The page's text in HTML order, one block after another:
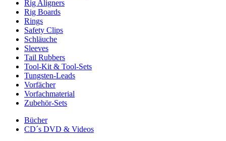
Rig Aligners
Rig Boards
Rings
Safety Clips
Schläuche
Sleeves
Tail Rubbers
Tool-Kit & Tool-Sets
Tungsten-Leads
Vorfächer
Vorfachmaterial
Zubehör-Sets
Bücher
CD´s DVD & Videos